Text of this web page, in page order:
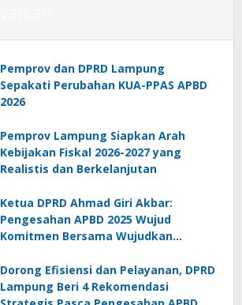
Pemprov dan DPRD Lampung
Sepakati Perubahan KUA-PPAS APBD
2026
Pemprov Lampung Siapkan Arah
Kebijakan Fiskal 2026-2027 yang
Realistis dan Berkelanjutan
Ketua DPRD Ahmad Giri Akbar:
Pengesahan APBD 2025 Wujud
Komitmen Bersama Wujudkan
Dorong Efisiensi dan Pelayanan, DPRD
Lampung Beri 4 Rekomendasi